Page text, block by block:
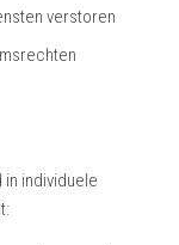
verstoren
individuele